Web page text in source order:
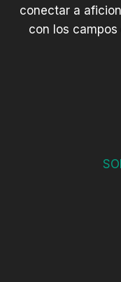
conectar a
con los